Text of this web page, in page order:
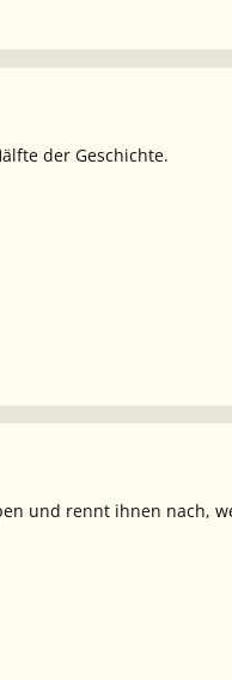
der Geschichte.
und rennt ihnen nach,